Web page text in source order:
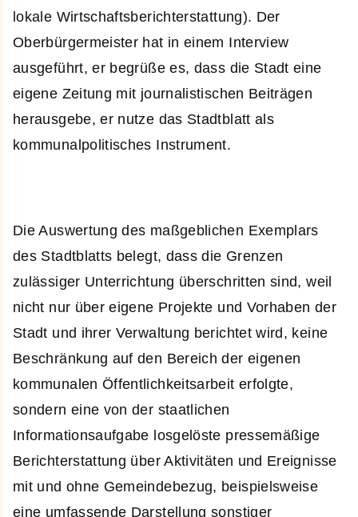
lokale Wirtschaftsberichterstattung). Der
Oberbürgermeister hat in einem Interview
ausgeführt, er begrüße es, dass die Stadt eine
eigene Zeitung mit journalistischen Beiträgen
herausgebe, er nutze das Stadtblatt als
kommunalpolitisches Instrument.
Die Auswertung des maßgeblichen Exemplars
des Stadtblatts belegt, dass die Grenzen
zulässiger Unterrichtung überschritten sind, weil
nicht nur über eigene Projekte und Vorhaben der
Stadt und ihrer Verwaltung berichtet wird, keine
Beschränkung auf den Bereich der eigenen
kommunalen Öffentlichkeitsarbeit erfolgte,
sondern eine von der staatlichen
Informationsaufgabe losgelöste pressemäßige
Berichterstattung über Aktivitäten und Ereignisse
mit und ohne Gemeindebezug, beispielsweise
eine umfassende Darstellung sonstiger